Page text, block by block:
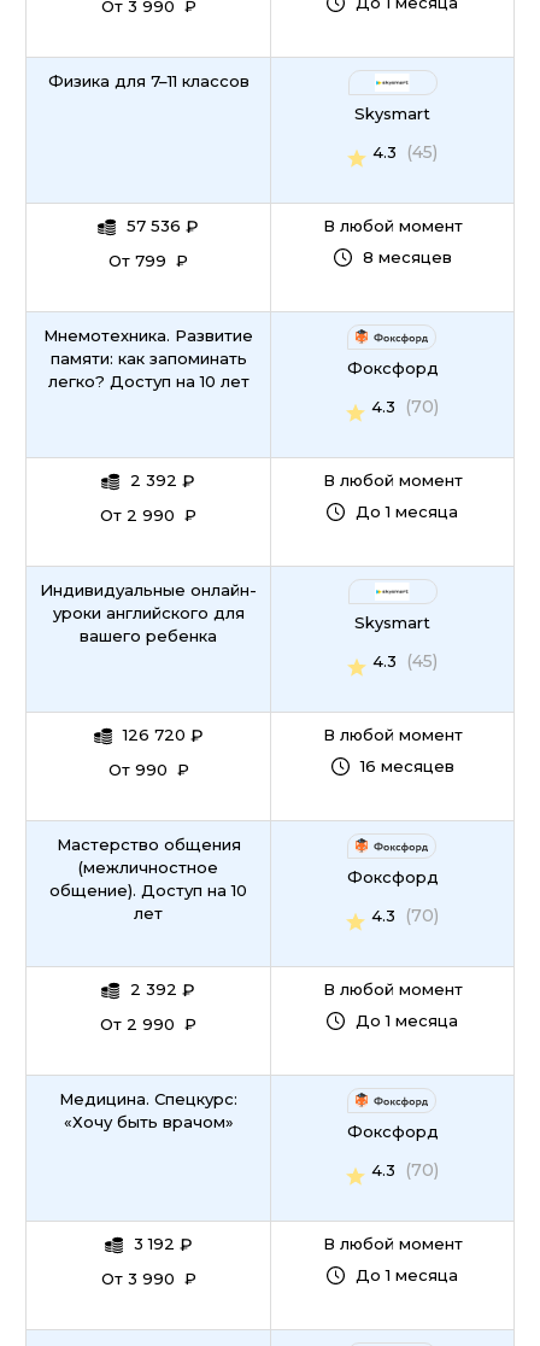
От 3 990 ₽
Физика для 7–11 классов
57 536 ₽
От 799 ₽
Skysmart
4.3
(45)
В любой момент
8 месяцев
Мнемотехника. Развитие
памяти: как запоминать
легко? Доступ на 10 лет
2 392 ₽
От 2 990 ₽
Фоксфорд
4.3
(70)
В любой момент
До 1 месяца
Индивидуальные онлайн-
уроки английского для
вашего ребенка
126 720 ₽
От 990 ₽
Skysmart
4.3
(45)
В любой момент
16 месяцев
Мастерство общения
(межличностное
общение). Доступ на 10
лет
2 392 ₽
От 2 990 ₽
Фоксфорд
4.3
(70)
В любой момент
До 1 месяца
Медицина. Спецкурс:
«Хочу быть врачом»
3 192 ₽
От 3 990 ₽
Фоксфорд
4.3
(70)
В любой момент
До 1 месяца